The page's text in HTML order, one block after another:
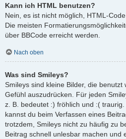
Kann ich HTML benutzen?
Nein, es ist nicht möglich, HTML-
Die meisten
über BBCode erreicht werden.
Nach oben
Was sind Smileys?
Smileys sind kleine Bilder, die
Gefühl auszudrücken. Für jeden
z. B. bedeutet :) fröhlich und :(
kannst du beim Verfassen eines
trotzdem, Smileys nicht zu häufig zu
Beitrag schnell unlesbar machen und